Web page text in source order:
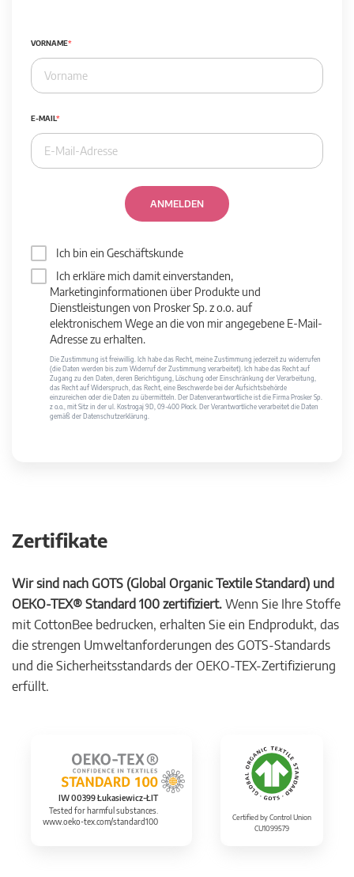
VORNAME
E-MAIL
ANMELDEN
Ich bin ein Geschäftskunde
Ich erkläre mich damit einverstanden,
Marketinginformationen über Produkte und
Dienstleistungen von Prosker Sp. z o.o. auf
elektronischem Wege an die von mir angegebene E-Mail-
Adresse zu erhalten.
Die Zustimmung ist freiwillig. Ich habe das Recht, meine Zustimmung jederzeit zu widerrufen
(die Daten werden bis zum Widerruf der Zustimmung verarbeitet). Ich habe das Recht auf
Zugang zu den Daten, deren Berichtigung, Löschung oder Einschränkung der Verarbeitung,
das Recht auf Widerspruch, das Recht, eine Beschwerde bei der Aufsichtsbehörde
einzureichen oder die Daten zu übermitteln. Der Datenverantwortliche ist die Firma Prosker Sp.
z o.o., mit Sitz in der ul. Kostrogaj 9D, 09-400 Płock. Der Verantwortliche verarbeitet die Daten
gemäß der Datenschutzerklärung.
Zertifikate
Wir sind nach GOTS (Global Organic Textile Standard) und
OEKO-TEX® Standard 100 zertifiziert. Wenn Sie Ihre Stoffe
mit CottonBee bedrucken, erhalten Sie ein Endprodukt, das
die strengen Umweltanforderungen des GOTS-Standards
und die Sicherheitsstandards der OEKO-TEX-Zertifizierung
erfüllt.
IW 00399 Łukasiewicz-ŁIT
Tested for harmful substances.
www.oeko-tex.com/standard100
Certified by Control Union
CU1099579